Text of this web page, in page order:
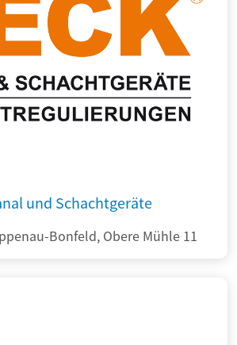
und Schachtgeräte
Bonfeld, Obere Mühle 11